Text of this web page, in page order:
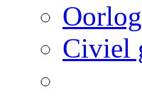
Oorlog
Civiel